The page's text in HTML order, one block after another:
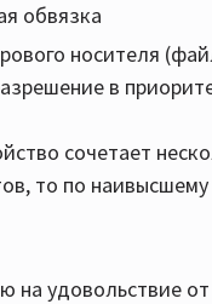
обвязка
носителя
в
сочетает
то по
на удовольствие